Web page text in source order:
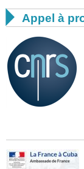
 Appel à